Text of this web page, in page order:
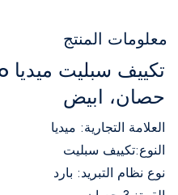
معلومات المنتج
حصان، ابيض
العلامة التجارية: ميديا
النوع:تكييف سبليت
نوع نظام التبريد: بارد